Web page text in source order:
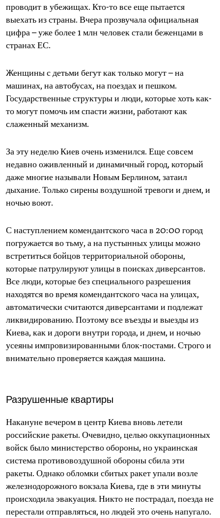
epaper login
проводит в убежищах. Кто-то все еще пытается
выехать из страны. Вчера прозвучала официальная
цифра – уже более 1 млн человек стали беженцами в
странах ЕС.
Женщины с детьми бегут как только могут – на
машинах, на автобусах, на поездах и пешком.
Государственные структуры и люди, которые хоть как-
то могут помочь им спасти жизни, работают как
слаженный механизм.
За эту неделю Киев очень изменился. Еще совсем
недавно оживленный и динамичный город, который
даже многие называли Новым Берлином, затаил
дыхание. Только сирены воздушной тревоги и днем, и
ночью воют.
С наступлением комендантского часа в 20:00 город
погружается во тьму, а на пустынных улицы можно
встретиться бойцов территориальной обороны,
которые патрулируют улицы в поисках диверсантов.
Все люди, которые без специального разрешения
находятся во время комендантского часа на улицах,
автоматически считаются диверсантами и подлежат
ликвидированию. Поэтому все въезды и выезды из
Киева, как и дороги внутри города, и днем, и ночью
усеяны импровизированными блок-постами. Строго и
внимательно проверяется каждая машина.
Разрушенные квартиры
Накануне вечером в центр Киева вновь летели
российские ракеты. Очевидно, целью оккупационных
войск было министерство обороны, но украинская
система противовоздушной обороны сбила эти
ракеты. Однако обломки сбитых ракет упали возле
железнодорожного вокзала Киева, где в эти минуты
происходила эвакуация. Никто не пострадал, поезда не
перестали отправляться, но людей это очень напугало.